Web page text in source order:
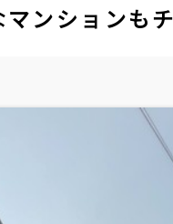
ンションも